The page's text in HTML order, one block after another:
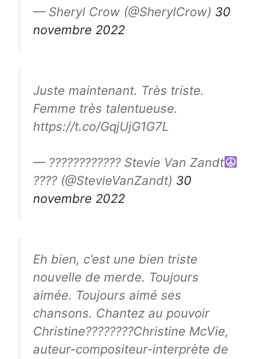
— Sheryl Crow (@SherylCrow) 30
novembre 2022
Juste maintenant. Très triste.
Femme très talentueuse.
https://t.co/GqjUjG1G7L
— ???????????? Stevie Van Zandt
???? (@StevieVanZandt) 30
novembre 2022
Eh bien, c’est une bien triste
nouvelle de merde. Toujours
aimée. Toujours aimé ses
chansons. Chantez au pouvoir
Christine????????Christine McVie,
auteur-compositeur-interprète de